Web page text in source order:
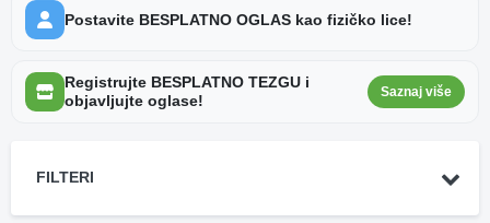
Postavite BESPLATNO OGLAS kao fizičko lice!
Registrujte BESPLATNO TEZGU i
objavljujte oglase!
Saznaj više
FILTERI